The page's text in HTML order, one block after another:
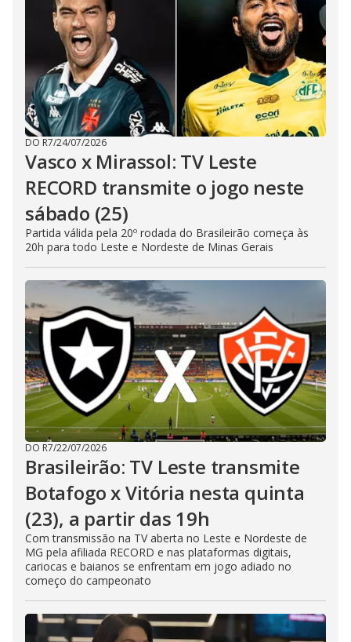
DO R7/24/07/2026
Vasco x Mirassol: TV Leste
RECORD transmite o jogo neste
sábado (25)
Partida válida pela 20º rodada do Brasileirão começa às
20h para todo Leste e Nordeste de Minas Gerais
DO R7/22/07/2026
Brasileirão: TV Leste transmite
Botafogo x Vitória nesta quinta
(23), a partir das 19h
Com transmissão na TV aberta no Leste e Nordeste de
MG pela afiliada RECORD e nas plataformas digitais,
cariocas e baianos se enfrentam em jogo adiado no
começo do campeonato